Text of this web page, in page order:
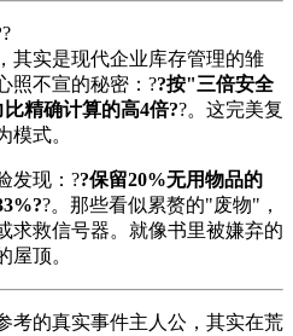
?
其实是现代企业库存管理的雏
照不宣的秘密：??按"三倍安全
精确计算的高4倍??。这完美复
模式。
发现：??保留20%无用物品的
?。那些看似累赘的"废物"，
求救信号器。就像书里被嫌弃的
屋顶。
考的真实事件主人公，其实在荒